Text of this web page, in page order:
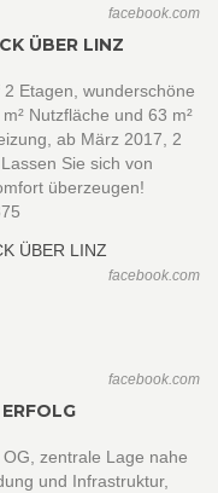
facebook.com
ÜBER LINZ
Etagen, wunderschöne
Nutzfläche und 63 m²
ab März 2017, 2
Sie sich von
überzeugen!
facebook.com
facebook.com
zentrale Lage nahe
und Infrastruktur,